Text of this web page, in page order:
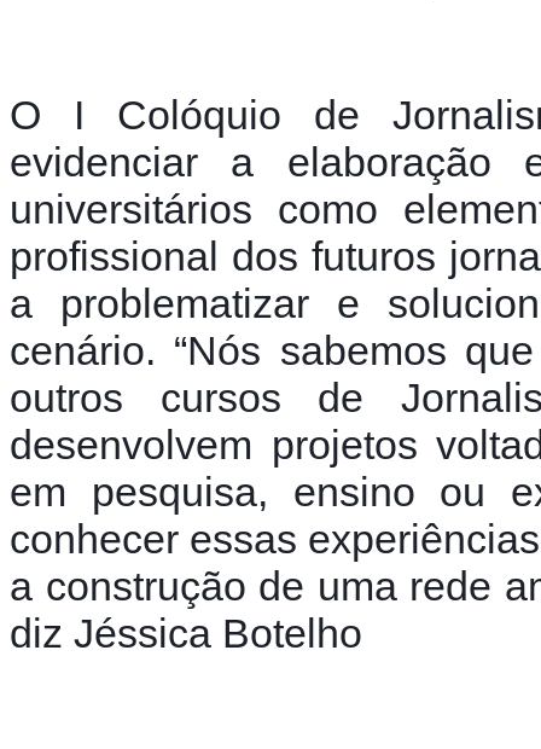
O I Colóquio de
evidenciar a elaboração
universitários como
profissional dos futuros
a problematizar e
cenário. “Nós sabemos
outros cursos de
desenvolvem projetos
em pesquisa, ensino ou
conhecer essas
a construção de uma rede
diz Jéssica Botelho